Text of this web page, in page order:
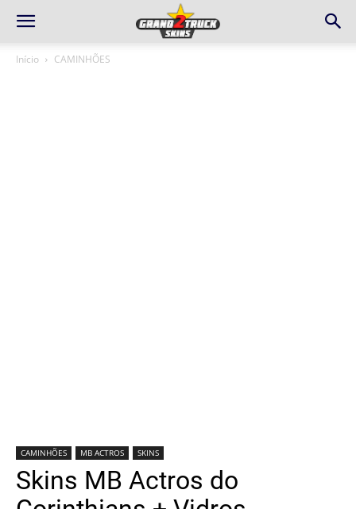
Início CAMINHÕES
CAMINHÕES MB ACTROS SKINS
Skins MB Actros do